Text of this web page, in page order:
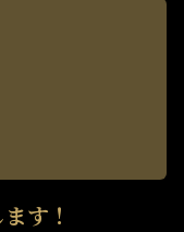
す！